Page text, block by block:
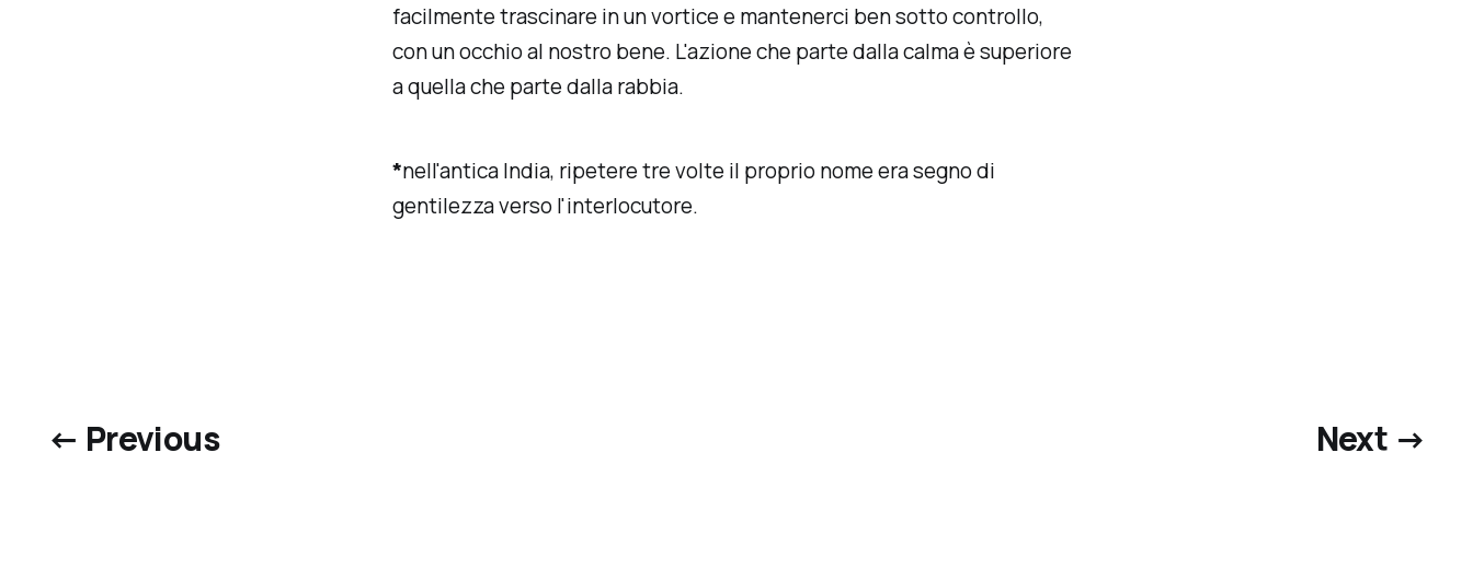
facilmente trascinare in un vortice e mantenerci ben sotto controllo,
con un occhio al nostro bene. L'azione che parte dalla calma è superiore
a quella che parte dalla rabbia.
*nell'antica India, ripetere tre volte il proprio nome era segno di
gentilezza verso l'interlocutore.
← Previous Next →